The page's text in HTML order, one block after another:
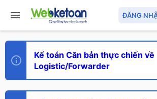
ĐĂNG
Kế toán Căn bản thực chiến về
Logistic/Forwarder